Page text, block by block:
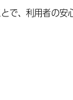
で、利用者の安